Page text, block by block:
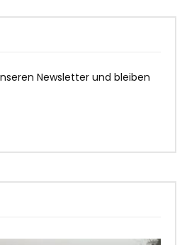
Newsletter und bleiben